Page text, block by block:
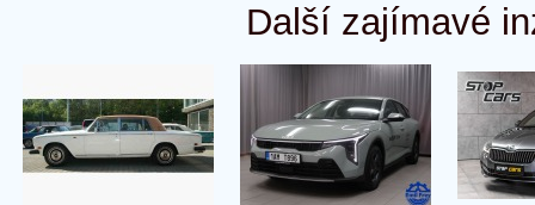
Další zajímavé